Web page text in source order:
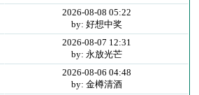
2026-08-08 05:22
by: 好想中奖
2026-08-07 12:31
by: 永放光芒
2026-08-06 04:48
by: 金樽清酒